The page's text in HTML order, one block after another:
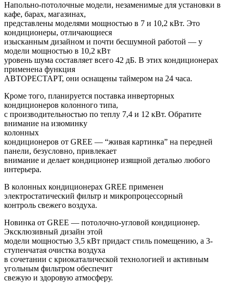
Напольно-потолочные модели, незаменимые для установки в
кафе, барах, магазинах,
представлены моделями мощностью в 7 и 10,2 кВт. Это
кондиционеры, отличающиеся
изысканным дизайном и почти бесшумной работой — у
модели мощностью в 10,2 кВт
уровень шума составляет всего 42 дБ. В этих кондиционерах
применена функция
АВТОРЕСТАРТ, они оснащены таймером на 24 часа.
Кроме того, планируется поставка инверторных
кондиционеров колонного типа,
с производительностью по теплу 7,4 и 12 кВт. Обратите
внимание на изюминку
колонных
кондиционеров от GREE — “живая картинка” на передней
панели, безусловно, привлекает
внимание и делает кондиционер изящной деталью любого
интерьера.
В колонных кондиционерах GREE применен
электростатический фильтр и микропроцессорный
контроль свежего воздуха.
Новинка от GREE — потолочно-угловой кондиционер.
Эксклюзивный дизайн этой
модели мощностью 3,5 кВт придаст стиль помещению, а 3-
ступенчатая очистка воздуха
в сочетании с криокаталической технологией и активным
угольным фильтром обеспечит
свежую и здоровую атмосферу.